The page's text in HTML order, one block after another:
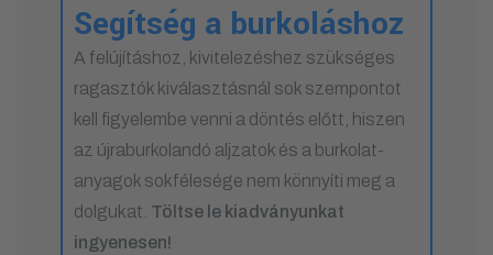
Segítség a burkoláshoz
A felújításhoz, kivitelezéshez szükséges
ragasztók kiválasztásnál sok szempontot
kell figyelembe venni a döntés előtt, hiszen
az újraburkolandó aljzatok és a burkolat-
anyagok sokfélesége nem könnyíti meg a
dolgukat. Töltse le kiadványunkat
ingyenesen!